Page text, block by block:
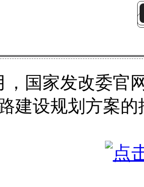
，国家发改委官
建设规划方案